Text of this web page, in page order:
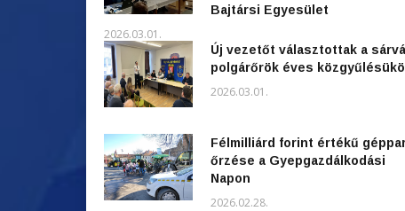
Bajtársi Egyesület
2026.03.01.
Új vezetőt választottak a
polgárőrök éves
2026.03.01.
Félmilliárd forint értékű
őrzése a Gyepgazdálkodási
Napon
2026.02.28.